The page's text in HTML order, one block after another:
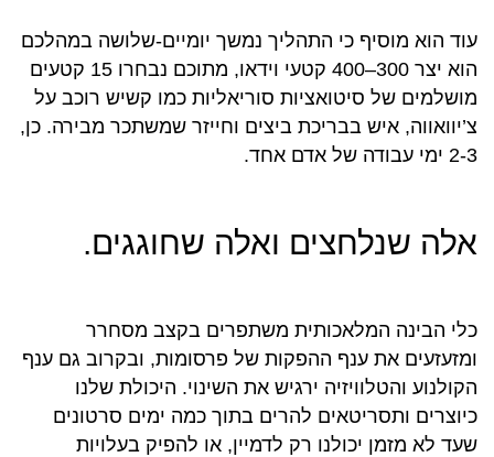
עוד הוא מוסיף כי התהליך נמשך יומיים-שלושה במהלכם
הוא יצר 300–400 קטעי וידאו, מתוכם נבחרו 15 קטעים
מושלמים של סיטואציות סוריאליות כמו קשיש רוכב על
צ’יוואווה, איש בבריכת ביצים וחייזר שמשתכר מבירה. כן,
2-3 ימי עבודה של אדם אחד.
אלה שנלחצים ואלה שחוגגים.
כלי הבינה המלאכותית משתפרים בקצב מסחרר
ומזעזעים את ענף ההפקות של פרסומות, ובקרוב גם ענף
הקולנוע והטלוויזיה ירגיש את השינוי. היכולת שלנו
כיוצרים ותסריטאים להרים בתוך כמה ימים סרטונים
שעד לא מזמן יכולנו רק לדמיין, או להפיק בעלויות